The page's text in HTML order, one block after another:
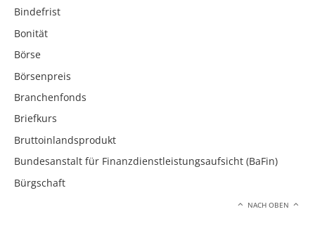
Bindefrist
Bonität
Börse
Börsenpreis
Branchenfonds
Briefkurs
Bruttoinlandsprodukt
Bundesanstalt für Finanzdienstleistungsaufsicht (BaFin)
Bürgschaft
NACH OBEN